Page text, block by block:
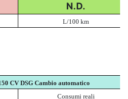
N.D.
L/100 km
CV DSG Cambio automatico
Consumi reali